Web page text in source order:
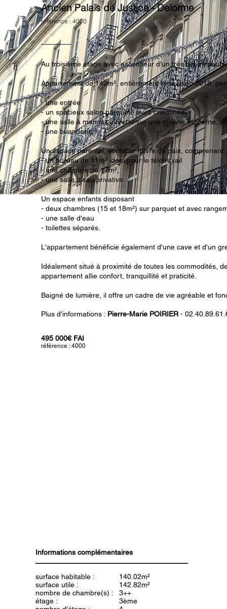
Ancien Palais de Justice - Delorme
référence : 4000
Au troisième étage avec ascenseur d'un très bel
Appartement de 140m², entièrement rénové en 2018,
- une entrée
- un spacieux salon parqueté avec cheminée
- une salle à manger ouverte sur une cuisine moderne,
- une buanderie
Un espace parental, véritable havre de paix, comprenant :
- un bureau de 11m² idéal pour le télétravail
- une chambre de 17m²,
- une salle d'eau privative.
Un espace enfants disposant
- deux chambres (15 et 18m²) sur parquet et avec
- une salle d'eau
- toilettes séparés.
L'appartement bénéficie également d'une cave et d'un
Idéalement situé à proximité de toutes les commodités,
appartement allie confort, tranquillité et praticité.
Baigné de lumière, il offre un cadre de vie agréable et
Plus d'informations : Pierre-Marie POIRIER -
495 000€ FAI
référence : 4000
Informations complémentaires
surface habitable :
surface utile :
nombre de chambre(s) :
étage :
140.02m²
142.82m²
3++
3ème